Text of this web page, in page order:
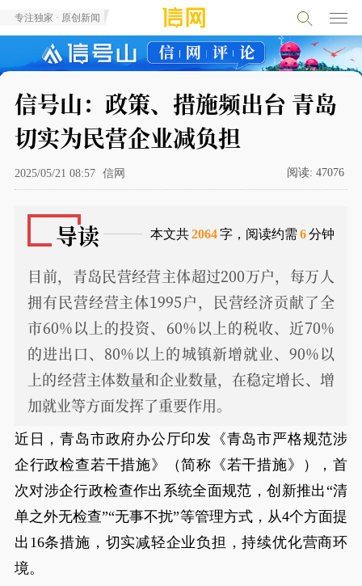
专注独家 · 原创新闻
信号山：政策、措施频出台 青岛
切实为民营企业减负担
2025/05/21 08:57 信网 阅读: 47076
导读 本文共2064字，阅读约需 6分钟
目前，青岛民营经营主体超过200万户，每万人
拥有民营经营主体1995户，民营经济贡献了全
市60%以上的投资、60%以上的税收、近70%
的进出口、80%以上的城镇新增就业、90%以
上的经营主体数量和企业数量，在稳定增长、增
加就业等方面发挥了重要作用。
近日，青岛市政府办公厅印发《青岛市严格规范涉
企行政检查若干措施》（简称《若干措施》），首
次对涉企行政检查作出系统全面规范，创新推出“清
单之外无检查”“无事不扰”等管理方式，从4个方面提
出16条措施，切实减轻企业负担，持续优化营商环
境。